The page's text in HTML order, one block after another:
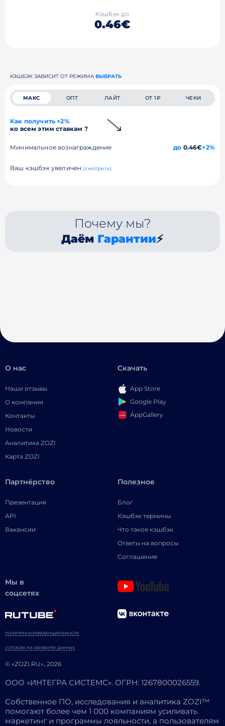
Кэшбэк до
0.46€
КЭШБЭК ЗАВИСИТ ОТ РЕЖИМА ВЫБРАТЬ
МАКС ОПТ ЛАЙТ ОТ 1₽ ЧЕКИ
Как получить +2%
ко всем этим ставкам ?
Минимальное вознаграждение до 0.46€+2%
Ваш кэшбэк увеличен (смотреть)
Почему мы?
Даём Гарантии⚡
О нас
Наши отзывы
О компании
Контакты
Новости
Аналитика ZOZI
Карта ZOZI
Скачать
App Store
Google Play
AppGallery
Партнёрство
Презентация
API
Вакансии
Полезное
Блог
Кэшбэк термины
Что такое кэшбэк
Ответы на вопросы
Соглашение
Мы в
соцсетях
© «ZOZI.RU», 2026
ПОЛИТИКА КОНФИДЕНЦИАЛЬНОСТИ
СОГЛАСИЕ НА ОБРАБОТКУ ДАННЫХ
ООО «ИНТЕГРА СИСТЕМС». ОГРН: 1267800026559.
Собственное ПО, исследования и аналитика ZOZI™
помогают более чем 1 000 компаниям усиливать
маркетинг и программы лояльности, а пользователям